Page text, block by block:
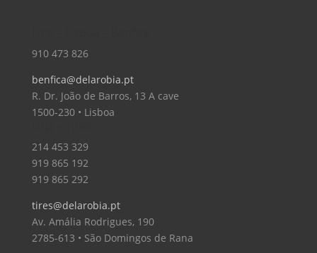
910 473 826
benfica@delarobia.pt
R. Dr. João de Barros, 13 A cave
1500-230 • Lisboa
214 453 329
919 865 192
919 865 292
tires@delarobia.pt
Av. Amália Rodrigues, 190
2785-613 • São Domingos de Rana